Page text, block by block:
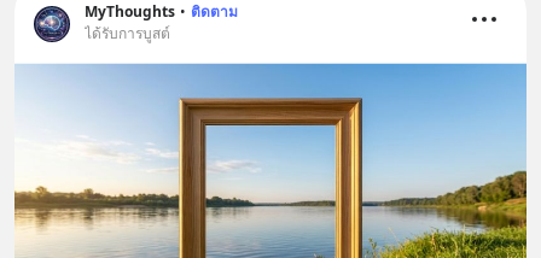
MyThoughts • ติดตาม
ได้รับการบูสต์